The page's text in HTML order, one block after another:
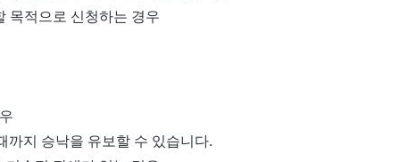
목적으로 신청하는 경우
지 승낙을 유보할 수 있습니다.